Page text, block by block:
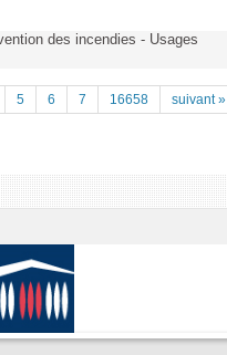
des incendies - Usages
5 6 7 16658 suivant »